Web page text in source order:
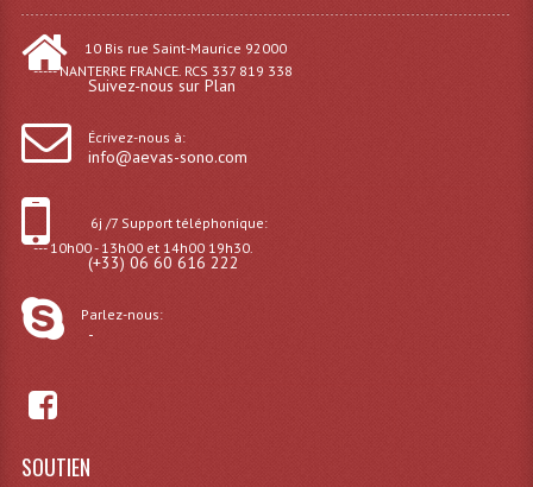
10 Bis rue Saint-Maurice 92000
----- NANTERRE FRANCE. RCS 337 819 338
Suivez-nous sur Plan
Écrivez-nous à:
info@aevas-sono.com
6j /7 Support téléphonique:
--- 10h00 - 13h00 et 14h00 19h30.
(+33) 06 60 616 222
Parlez-nous:
-
SOUTIEN